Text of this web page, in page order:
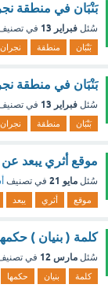
بَنْبَان في منطقة
سُئل فبراير 13 في
بَنْبَان منطقة نجران
بَنْبَان في منطقة
سُئل فبراير 13 في
بَنْبَان منطقة نجران
موقع أثري يبعد عن القطيف 6 كم (أ) تاروت (ب)
سُئل مايو 21 في تصنيف
موقع أثري يبعد
كلمة ( بنيان )
سُئل مارس 12 في
كلمة بنيان حكمها